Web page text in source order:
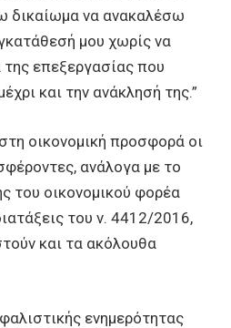
δικαίωμα να ανακαλέσω
μου χωρίς να
της επεξεργασίας που
και την ανάκλησή της.”
οικονομική προσφορά οι
ανάλογα με το
του οικονομικού φορέα
του ν. 4412/2016,
και τα ακόλουθα
ενημερότητας